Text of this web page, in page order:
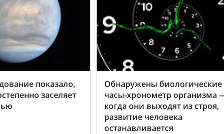
показало,
заселяет
Обнаружены биологические
часы-хронометр организма
когда они выходят из строя,
развитие человека
останавливается